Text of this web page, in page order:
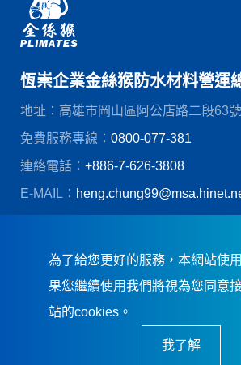
恆崇企業金絲猴防水材料營運
地址：高雄市岡山區阿公店路二段63號
免費服務專線： 0800-077-381
連絡電話： +886-7-626-3808
E-MAIL：
恆崇企業．誠信踏實．
為了給您更好的服務，本網站使
果您繼續使用我們將視為您同意
站的cookies。
我了解